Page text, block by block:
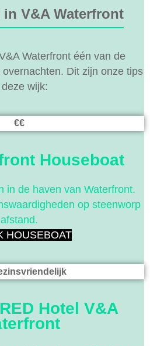
V&A Waterfront
Waterfront één van de
Dit zijn onze tips
deze wijk:
€€
Houseboat
in de haven van Waterfront.
op steenworp
afstand.
HOUSEBOAT
Hotel V&A